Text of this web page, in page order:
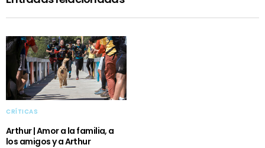
CRÍTICAS
Arthur | Amor a la familia, a
los amigos y a Arthur